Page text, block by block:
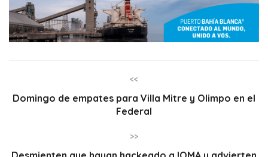
<<
Domingo de empates para Villa Mitre y Olimpo en el
Federal
>>